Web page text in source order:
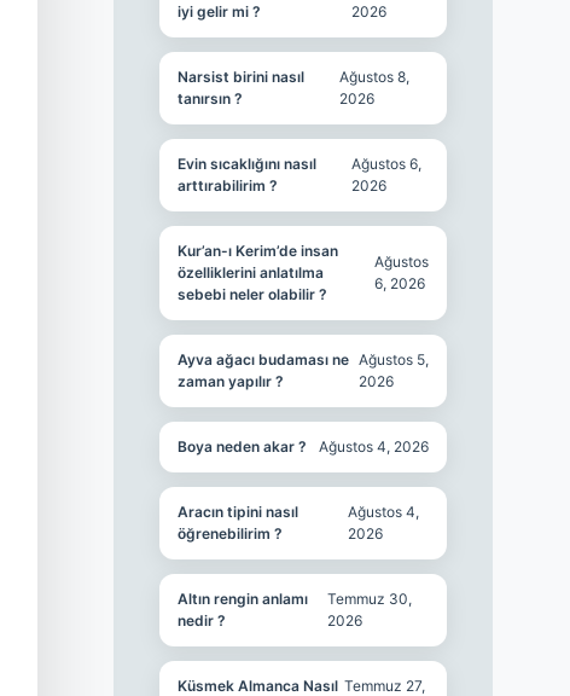
iyi gelir mi ?
2026
Narsist birini nasıl
tanırsın ?
Ağustos 8,
2026
Evin sıcaklığını nasıl
arttırabilirim ?
Ağustos 6,
2026
Kur’an-ı Kerim’de insan
özelliklerini anlatılma
sebebi neler olabilir ?
Ağustos
6, 2026
Ayva ağacı budaması ne
zaman yapılır ?
Ağustos 5,
2026
Boya neden akar ? Ağustos 4, 2026
Aracın tipini nasıl
öğrenebilirim ?
Ağustos 4,
2026
Altın rengin anlamı
nedir ?
Temmuz 30,
2026
Küsmek Almanca Nasıl Temmuz 27,